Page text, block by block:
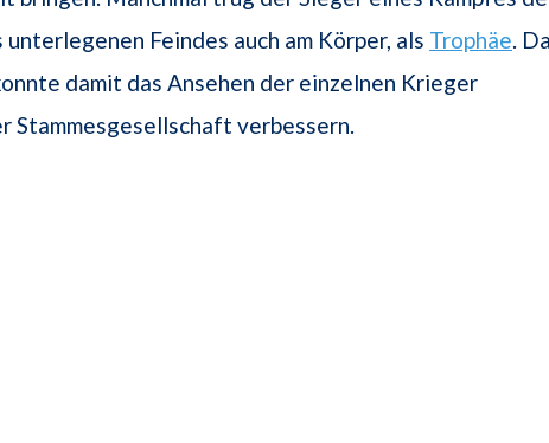
unterlegenen Feindes auch am Körper, als Trophäe.
damit das Ansehen der einzelnen Krieger
Stammesgesellschaft verbessern.